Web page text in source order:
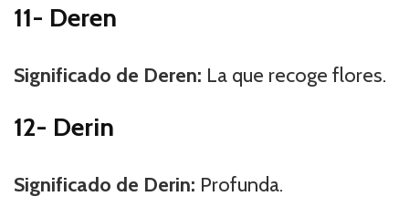
11- Deren
Significado de Deren: La que recoge flores.
12- Derin
Significado de Derin: Profunda.